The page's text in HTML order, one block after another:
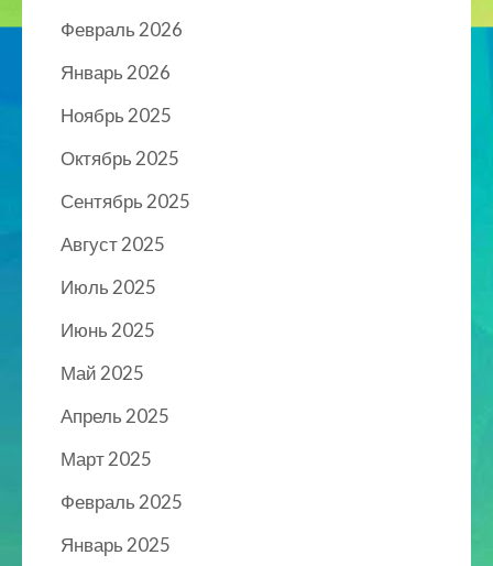
Февраль 2026
Январь 2026
Ноябрь 2025
Октябрь 2025
Сентябрь 2025
Август 2025
Июль 2025
Июнь 2025
Май 2025
Апрель 2025
Март 2025
Февраль 2025
Январь 2025